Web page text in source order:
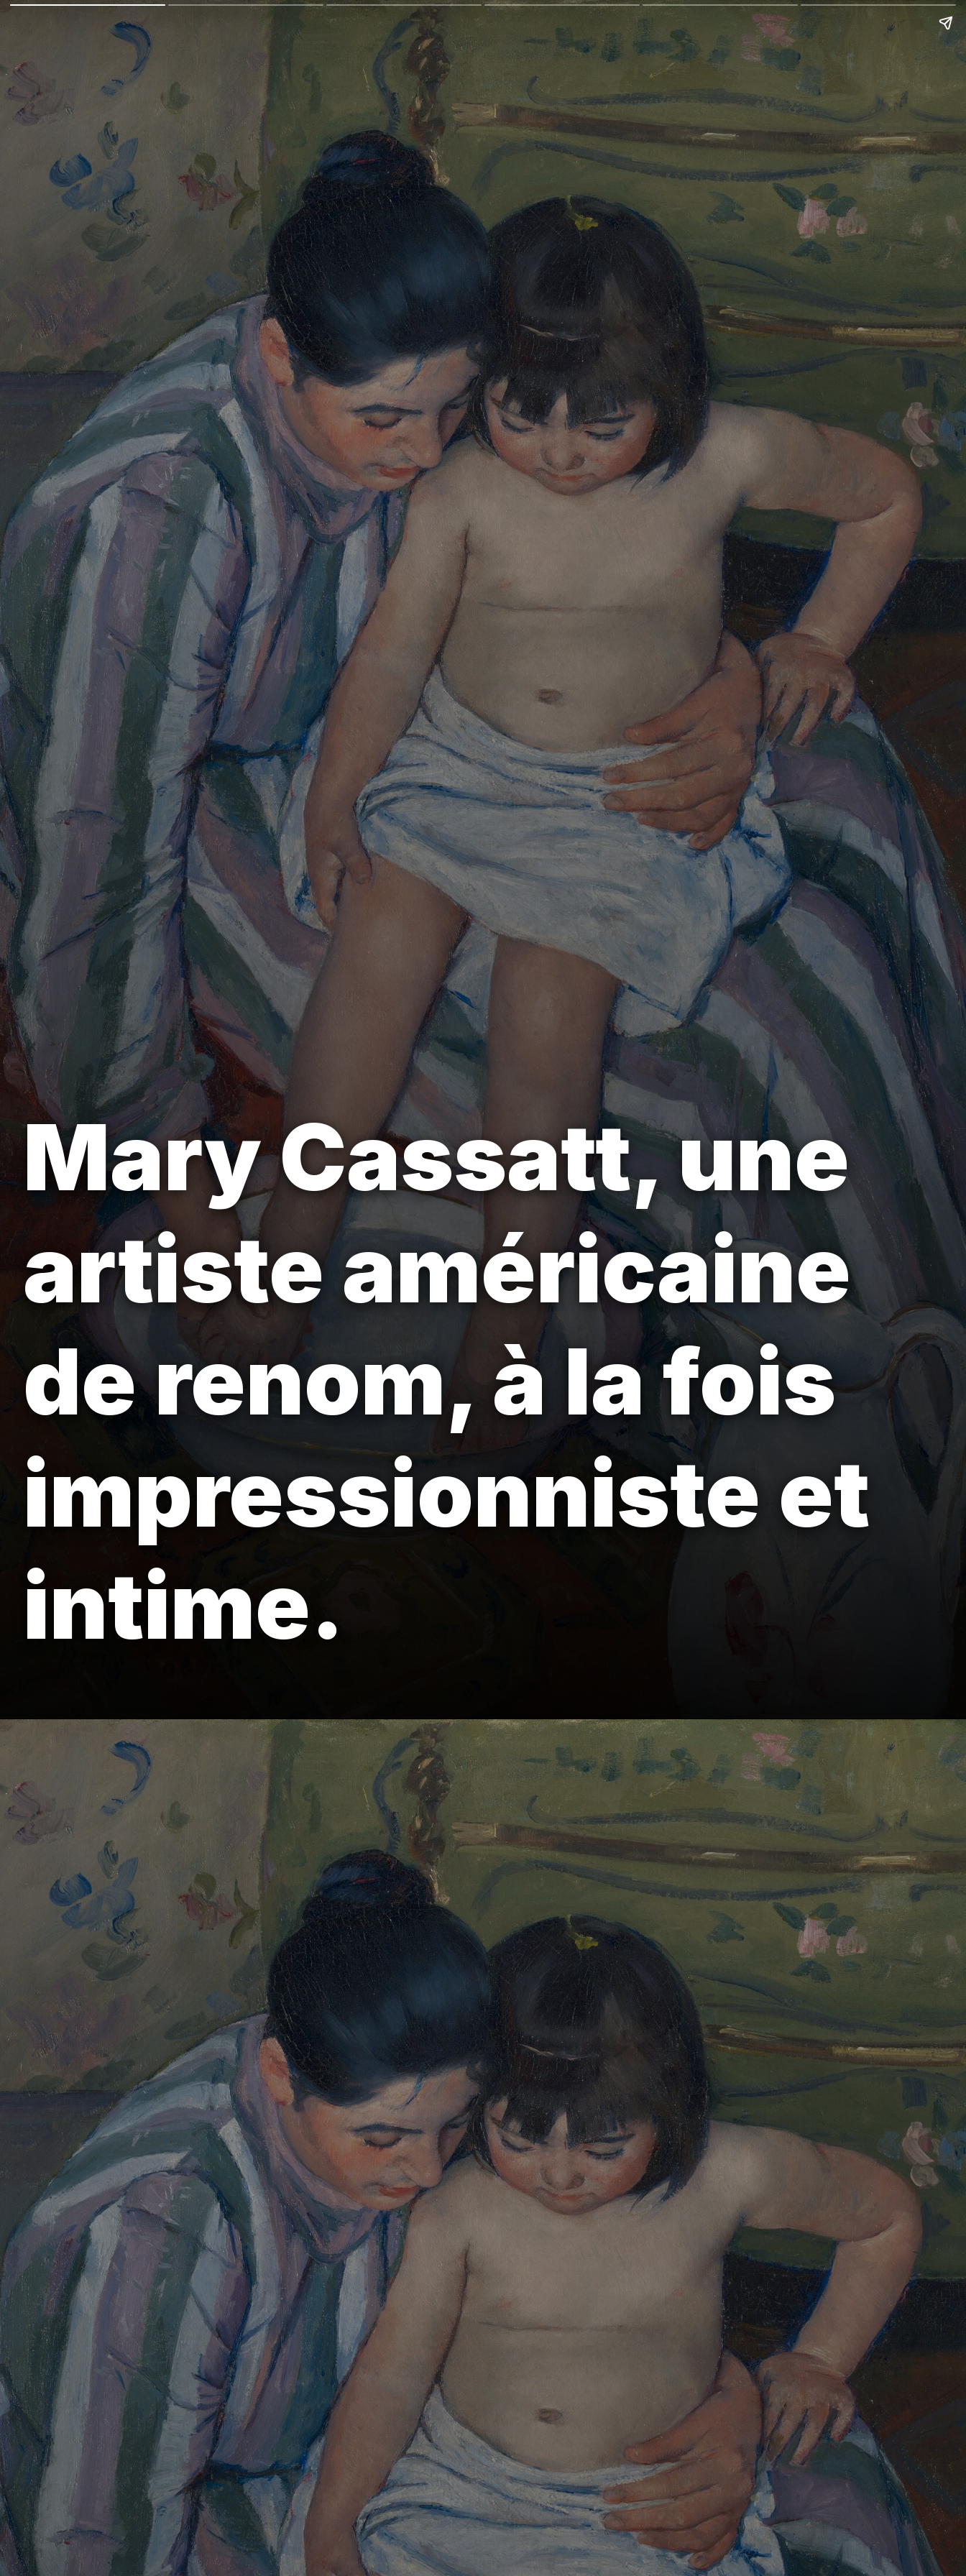
Mary Cassatt, une
artiste américaine
de renom, à la fois
impressionniste et
intime.